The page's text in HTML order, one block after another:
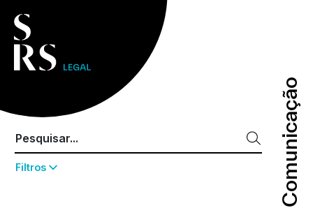
Comunicação
Comunicação
Filtros